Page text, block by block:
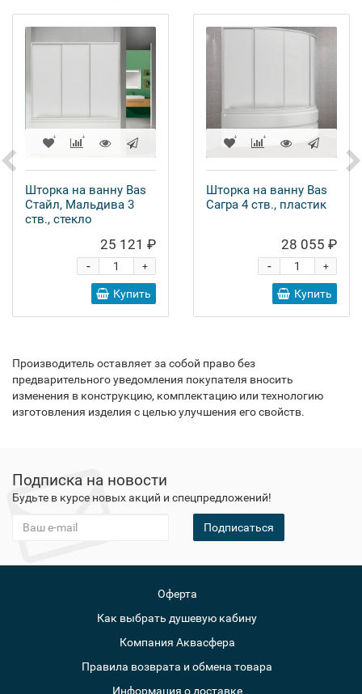
Шторка на ванну Bas
Стайл, Мальдива 3
ств., стекло
25 121 ₽
+
-
Купить
Шторка на ванну Bas
Сагра 4 ств., пластик
28 055 ₽
+
-
Купить
Производитель оставляет за собой право без
предварительного уведомления покупателя вносить
изменения в конструкцию, комплектацию или технологию
изготовления изделия с целью улучшения его свойств.
Подписка на новости
Будьте в курсе новых акций и спецпредложений!
Подписаться
Оферта
Как выбрать душевую кабину
Компания Аквасфера
Правила возврата и обмена товара
Информация о доставке